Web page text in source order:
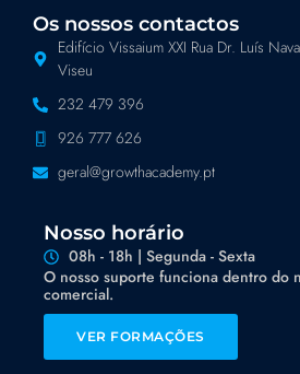
Os nossos contactos
Edifício Vissaium XXI Rua Dr. Luís
Viseu
232 479 396
926 777 626
geral@growthacademy.pt
Nosso horário
08h - 18h | Segunda - Sexta
O nosso suporte funciona dentro do
comercial.
VER FORMAÇÕES